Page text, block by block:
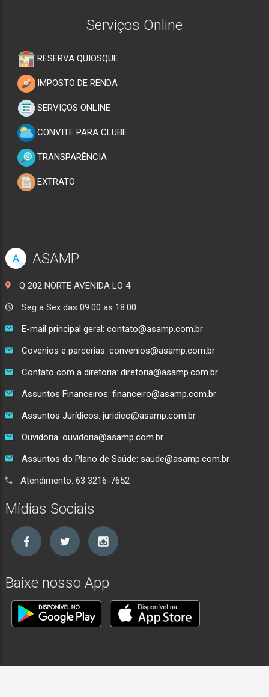
Serviços Online
RESERVA QUIOSQUE
IMPOSTO DE RENDA
SERVIÇOS ONLINE
CONVITE PARA CLUBE
TRANSPARÊNCIA
EXTRATO
A ASAMP
Q 202 NORTE AVENIDA LO 4
Seg a Sex das 09:00 as 18:00
E-mail principal geral: contato@asamp.com.br
Covenios e parcerias: convenios@asamp.com.br
Contato com a diretoria: diretoria@asamp.com.br
Assuntos Financeiros: financeiro@asamp.com.br
Assuntos Jurídicos: juridico@asamp.com.br
Ouvidoria: ouvidoria@asamp.com.br
Assuntos do Plano de Saúde: saude@asamp.com.br
Atendimento: 63 3216-7652
Mídias Sociais
Baixe nosso App